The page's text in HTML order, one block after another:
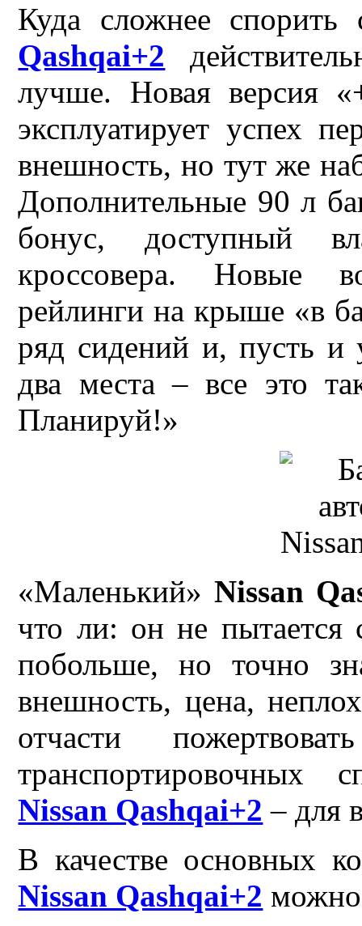
Куда сложнее
Qashqai+2
лучше. Новая версия
эксплуатирует успех
внешность, но тут же
Дополнительные 90 л
бонус, доступный
кроссовера. Новые
рейлинги на крыше «в
ряд сидений и, пусть и
два места – все это
Планируй!»
«Маленький»Nissan
что ли: он не пытается
побольше, но точно
внешность, цена,
отчасти
транспортировочных
Nissan Qashqai+2 – для
В качестве основных
Nissan Qashqai+2 можно